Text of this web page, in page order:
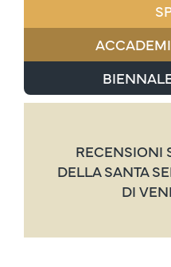
RECENSIONI
DELLA SANTA
DI